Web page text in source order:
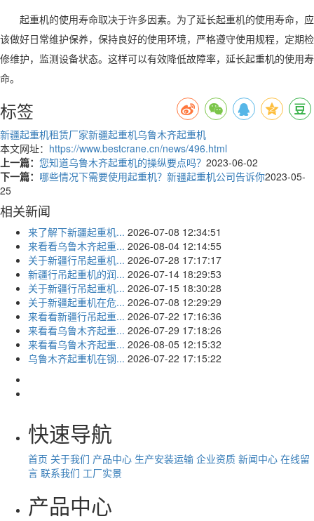
起重机的使用寿命取决于许多因素。为了延长起重机的使用寿命，应
该做好日常维护保养，保持良好的使用环境，严格遵守使用规程，定期检
修维护，监测设备状态。这样可以有效降低故障率，延长起重机的使用寿
命。
标签
新疆起重机租赁厂家新疆起重机乌鲁木齐起重机
本文网址： https://www.bestcrane.cn/news/496.html
上一篇： 您知道乌鲁木齐起重机的操纵要点吗？ 2023-06-02
下一篇： 哪些情况下需要使用起重机？新疆起重机公司告诉你2023-05-
25
相关新闻
来了解下新疆起重机... 2026-07-08 12:34:51
来看看乌鲁木齐起重... 2026-08-04 12:14:55
关于新疆行吊起重机... 2026-07-28 17:17:17
新疆行吊起重机的润... 2026-07-14 18:29:53
关于新疆行吊起重机... 2026-07-15 18:30:28
关于新疆起重机在危... 2026-07-08 12:29:29
来看看新疆行吊起重... 2026-07-22 17:16:36
来看看乌鲁木齐起重... 2026-07-29 17:18:26
来看看乌鲁木齐起重... 2026-08-05 12:15:32
乌鲁木齐起重机在钢... 2026-07-22 17:15:22
快速导航
首页 关于我们 产品中心 生产安装运输 企业资质 新闻中心 在线留
言 联系我们 工厂实景
产品中心